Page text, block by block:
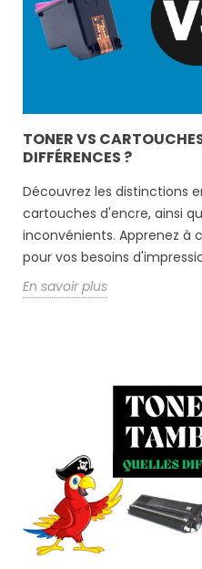
TONER VS
DIFFÉRENCES ?
Découvrez les distinctions
cartouches d'encre, ainsi
inconvénients. Apprenez à
pour vos besoins
En savoir plus